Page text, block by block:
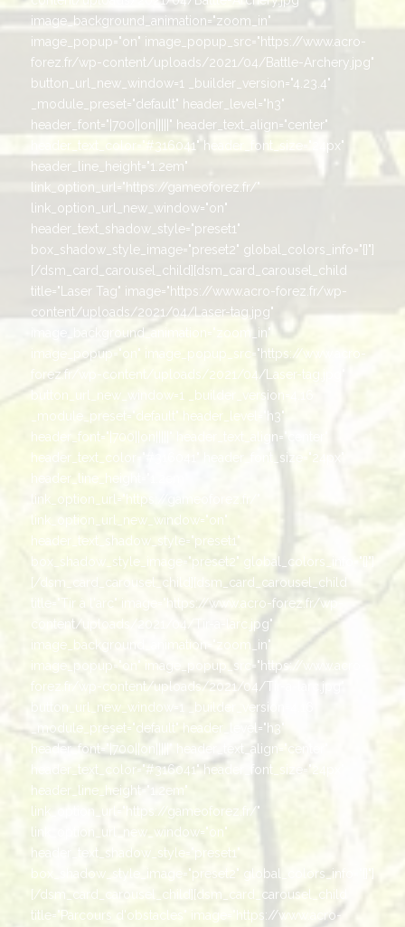
image_background_animation="zoom_in"
image_popup="on" image_popup_src="https://www.acro-
forez.fr/wp-content/uploads/2021/04/Battle-Archery.jpg"
button_url_new_window=1 _builder_version="4.23.4"
_module_preset="default" header_level="h3"
header_font="|700||on|||||" header_text_align="center"
header_text_color="#316041" header_font_size="24px"
header_line_height="1.2em"
link_option_url="https://gameoforez.fr/"
link_option_url_new_window="on"
header_text_shadow_style="preset1"
box_shadow_style_image="preset2" global_colors_info="{}"]
[/dsm_card_carousel_child][dsm_card_carousel_child
title="Laser Tag" image="https://www.acro-forez.fr/wp-
content/uploads/2021/04/Laser-tag.jpg"
image_background_animation="zoom_in"
image_popup="on" image_popup_src="https://www.acro-
forez.fr/wp-content/uploads/2021/04/Laser-tag.jpg"
button_url_new_window=1 _builder_version=4.16
_module_preset="default" header_level="h3"
header_font="|700||on|||||" header_text_align="center"
header_text_color="#316041" header_font_size="24px"
header_line_height="1.2em"
link_option_url="https://gameoforez.fr/"
link_option_url_new_window="on"
header_text_shadow_style="preset1"
box_shadow_style_image="preset2" global_colors_info="{}"]
[/dsm_card_carousel_child][dsm_card_carousel_child
title="Tir à l'arc" image="https://www.acro-forez.fr/wp-
content/uploads/2021/04/Tir-a-larc.jpg"
image_background_animation="zoom_in"
image_popup="on" image_popup_src="https://www.acro-
forez.fr/wp-content/uploads/2021/04/Tir-a-larc.jpg"
button_url_new_window=1 _builder_version=4.16
_module_preset="default" header_level="h3"
header_font="|700||on|||||" header_text_align="center"
header_text_color="#316041" header_font_size="24px"
header_line_height="1.2em"
link_option_url="https://gameoforez.fr/"
link_option_url_new_window="on"
header_text_shadow_style="preset1"
box_shadow_style_image="preset2" global_colors_info="{}"]
[/dsm_card_carousel_child][dsm_card_carousel_child
title="Parcours d'obstacles" image="https://www.acro-